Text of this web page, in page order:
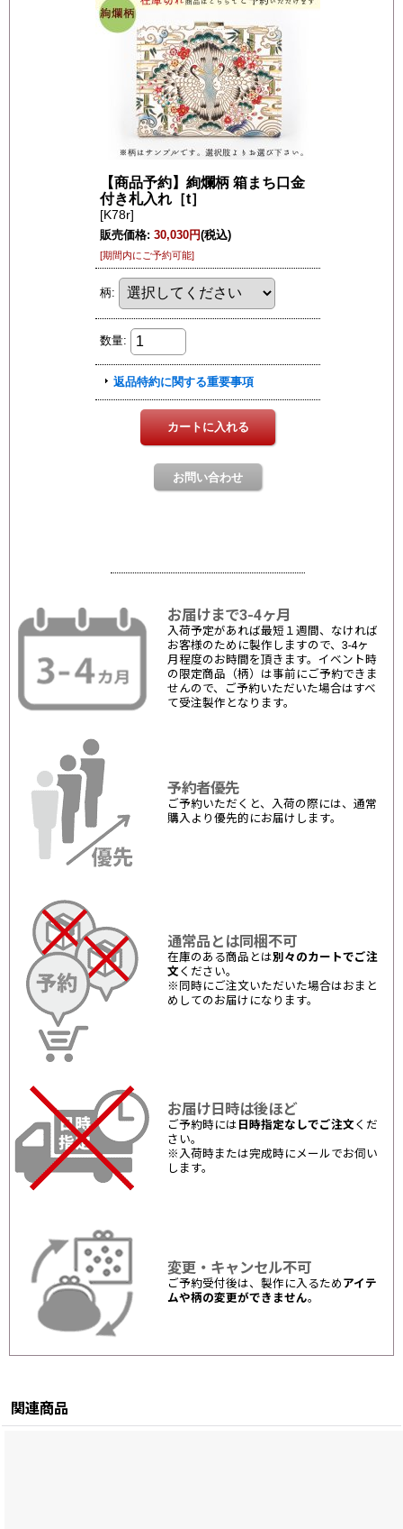
お届けまで3-4ヶ月
入荷予定があれば最短１週間、なければ
お客様のために製作しますので、3-4ヶ
月程度のお時間を頂きます。イベント時
の限定商品（柄）は事前にご予約できま
せんので、ご予約いただいた場合はすべ
て受注製作となります。
予約者優先
ご予約いただくと、入荷の際には、通常
購入より優先的にお届けします。
通常品とは同梱不可
在庫のある商品とは別々のカートでご注
文 ください。
※同時にご注文いただいた場合はおまと
めしてのお届けになります。
お届け日時は後ほど
ご予約時には 日時指定なしでご注文 くだ
さい。
※入荷時または完成時にメールでお伺い
します。
変更・キャンセル不可
ご予約受付後は、製作に入るため アイテ
ムや柄の変更ができません。
関連商品